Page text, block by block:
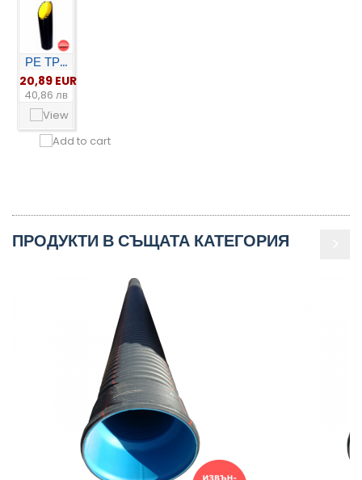
РЕ ТР...
20,89 EUR
40,86 лв
ПРОДУКТИ В СЪЩАТА КАТЕГОРИЯ